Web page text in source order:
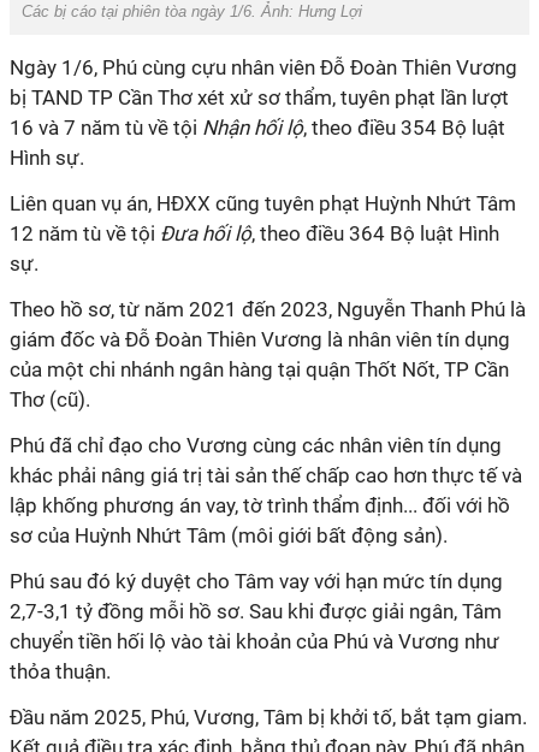
Các bị cáo tại phiên tòa ngày 1/6. Ảnh: Hưng Lợi
Ngày 1/6, Phú cùng cựu nhân viên Đỗ Đoàn Thiên Vương
bị TAND TP Cần Thơ xét xử sơ thẩm, tuyên phạt lần lượt
16 và 7 năm tù về tội Nhận hối lộ, theo điều 354 Bộ luật
Hình sự.
Liên quan vụ án, HĐXX cũng tuyên phạt Huỳnh Nhứt Tâm
12 năm tù về tội Đưa hối lộ, theo điều 364 Bộ luật Hình
sự.
Theo hồ sơ, từ năm 2021 đến 2023, Nguyễn Thanh Phú là
giám đốc và Đỗ Đoàn Thiên Vương là nhân viên tín dụng
của một chi nhánh ngân hàng tại quận Thốt Nốt, TP Cần
Thơ (cũ).
Phú đã chỉ đạo cho Vương cùng các nhân viên tín dụng
khác phải nâng giá trị tài sản thế chấp cao hơn thực tế và
lập khống phương án vay, tờ trình thẩm định... đối với hồ
sơ của Huỳnh Nhứt Tâm (môi giới bất động sản).
Phú sau đó ký duyệt cho Tâm vay với hạn mức tín dụng
2,7-3,1 tỷ đồng mỗi hồ sơ. Sau khi được giải ngân, Tâm
chuyển tiền hối lộ vào tài khoản của Phú và Vương như
thỏa thuận.
Đầu năm 2025, Phú, Vương, Tâm bị khởi tố, bắt tạm giam.
Kết quả điều tra xác định, bằng thủ đoạn này, Phú đã nhận